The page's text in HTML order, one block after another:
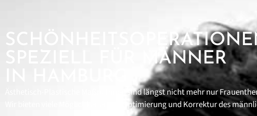
SPEZIELL FÜR MÄNNER
Ästhetisch-Plastische Maßnahmen sind längst nicht mehr nur
Wir bieten viele Möglichkeiten der Optimierung und Korrektur des